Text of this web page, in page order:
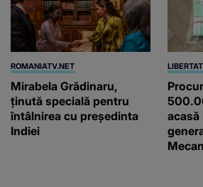
ROMANIATV.NET
Mirabela Grădinaru,
ţinută specială pentru
întâlnirea cu preşedinta
Indiei